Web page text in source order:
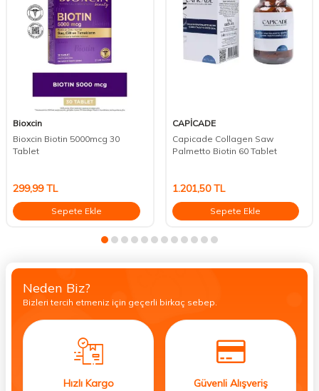
Bioxcin
Bioxcin Biotin 5000mcg 30
Tablet
299,99TL
Sepete Ekle
CAPİCADE
Capicade Collagen Saw
Palmetto Biotin 60 Tablet
1.201,50TL
Sepete Ekle
Neden Biz?
Bizleri tercih etmeniz için geçerli birkaç sebep.
Hızlı Kargo Güvenli Alışveriş